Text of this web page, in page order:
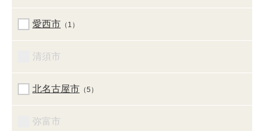
愛西市 （1）
清須市
北名古屋市 （5）
弥富市